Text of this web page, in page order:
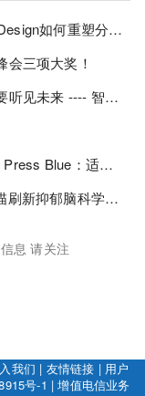
从DNA设计到药物创新：Signals BioDesign如何重塑分子生物学研发生态！
会三项大奖！
【人工耳蜗技术解读】不止听见，更要听见未来 ---- 智能耳蜗，开启人工耳蜗技术新纪元！
实锤！蛋白质真不是"多多益善"！Cell Press Blue：适度限蛋白，反而拉长健康寿命！
Nat Mental Health：两万余人大脑扫描刷新抑郁脑科学认知！抑郁不只是情绪病，视觉、运动脑区同步受损！
息 请关注
我们 | 友情链接 | 用户
号-1 |增值电信业务